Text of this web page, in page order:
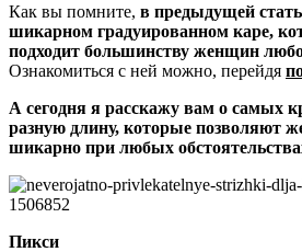
Как вы помните, в предыдущей
шикарном градуированном каре,
подходит большинству женщин
Ознакомиться с ней можно, перейдя
А сегодня я расскажу вам о самых
разную длину, которые позволяют
шикарно при любых
Пикси